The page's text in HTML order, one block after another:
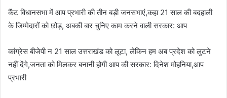
कैंट विधानसभा में आप प्रभारी की तीन बड़ी जनसभाएं,कहा 21 साल की बदहाली
के जिम्मेदारों को छोड़, अबकी बार चुनिए काम करने वाली सरकार: आप
कांग्रेस बीजेपी न 21 साल उत्तराखंड को लूटा, लेकिन हम अब प्रदेश को लुटने
नहीं देंगे,जनता को मिलकर बनानी होगी आप की सरकार: दिनेश मोहनिया,आप
प्रभारी